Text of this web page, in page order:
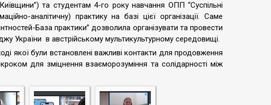
та студентам 4-го року навчання ОПП “Суспільні
аналітичну) практику на базі цієї організації. Саме
База практики” дозволила організувати та провести
України в австрійському мультикультурному середовищі.
були встановлені важливі контакти для продовження
для зміцнення взаєморозуміння та солідарності між